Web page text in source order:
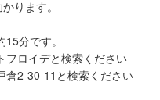
ります。
分です。
フロイデと検索ください
倉2-30-11と検索ください